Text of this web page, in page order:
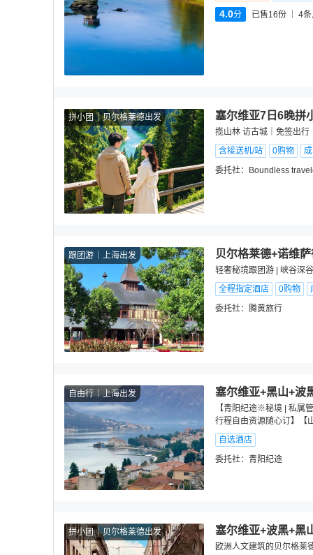
4.0分 已售16份 4
拼小团 贝尔格莱德出发 塞尔维亚7日6晚拼
揽山林 访古城｜免签出
含接送机/站
0购物
委托社：
Boundless
跟团游 上海出发 贝尔格莱德+诺维
轻奢秘境跟团游 | 峡谷深
全程指定酒店
0购物
委托社： 腾黄旅行
自由行 上海出发 塞尔维亚+黑山+波
【青阳纪途※秘境 | 私属
行程自由资源随心订】【
自选酒店
委托社： 青阳纪途
拼小团 贝尔格莱德出发 塞尔维亚+波黑+黑
欧洲人文建筑的贝尔格莱